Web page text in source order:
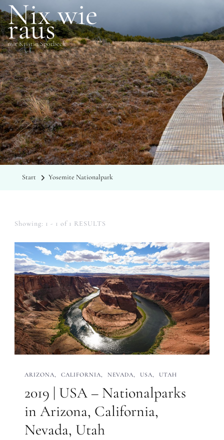
Nix wie
raus
mit Kristin Sporbeck
SCHLAGWÖRTER
Yosemite Nationalpark
Start Yosemite Nationalpark
Showing: 1 - 1 of 1 RESULTS
ARIZONA CALIFORNIA NEVADA USA UTAH
2019 | USA – Nationalparks
in Arizona, California,
Nevada, Utah